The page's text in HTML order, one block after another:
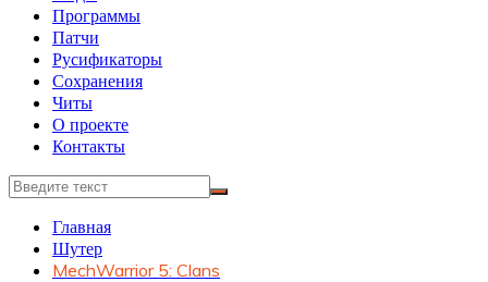
Программы
Патчи
Русификаторы
Сохранения
Читы
О проекте
Контакты
Главная
Шутер
MechWarrior 5: Clans